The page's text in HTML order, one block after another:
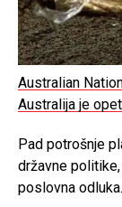
Australian
Australija je opet
Pad potrošnje
državne
poslovna odluka.